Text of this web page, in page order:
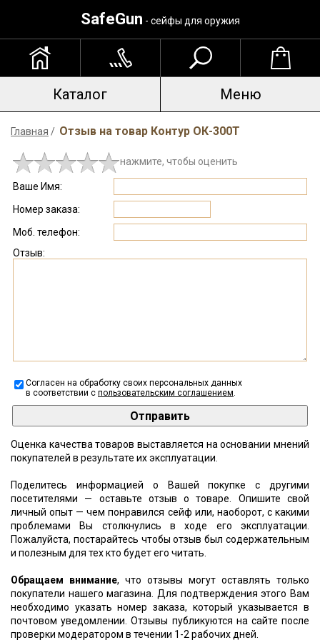
SafeGun - сейфы для оружия
Каталог Меню
Главная / Отзыв на товар Контур ОК-300Т
нажмите, чтобы оценить
Ваше Имя:
Номер заказа:
Моб. телефон:
Отзыв:
Согласен на обработку своих персональных данных
в соответствии с пользовательским соглашением.
Оценка качества товаров выставляется на основании мнений
покупателей в результате их эксплуатации.
Поделитесь информацией о Вашей покупке с другими
посетителями — оставьте отзыв о товаре. Опишите свой
личный опыт — чем понравился сейф или, наоборот, с какими
проблемами Вы столкнулись в ходе его эксплуатации.
Пожалуйста, постарайтесь чтобы отзыв был содержательным
и полезным для тех кто будет его читать.
Обращаем внимание, что отзывы могут оставлять только
покупатели нашего магазина. Для подтверждения этого Вам
необходимо указать номер заказа, который указывается в
почтовом уведомлении. Отзывы публикуются на сайте после
проверки модератором в течении 1-2 рабочих дней.